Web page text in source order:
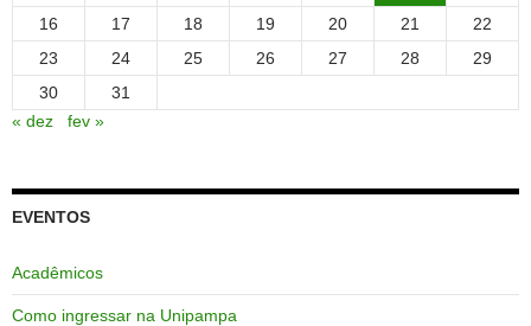
16
17 18 19 20 21
22
23
24 25 26 27 28
29
30
31
« dez
fev »
EVENTOS
Acadêmicos
Como ingressar na Unipampa